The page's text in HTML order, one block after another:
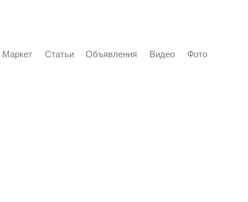
Маркет Статьи Объявления Видео Фото